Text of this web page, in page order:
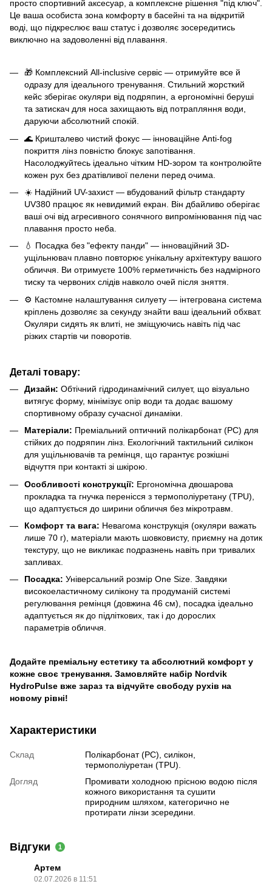
просто спортивний аксесуар, а комплексне рішення "під ключ".
Це ваша особиста зона комфорту в басейні та на відкритій
воді, що підкреслює ваш статус і дозволяє зосередитись
виключно на задоволенні від плавання.
🎁 Комплексний All-inclusive сервіс — отримуйте все й
одразу для ідеального тренування. Стильний жорсткий
кейс зберігає окуляри від подряпин, а ергономічні беруші
та затискач для носа захищають від потрапляння води,
даруючи абсолютний спокій.
🌊 Кришталево чистий фокус — інноваційне Anti-fog
покриття лінз повністю блокує запотівання.
Насолоджуйтесь ідеально чітким HD-зором та контролюйте
кожен рух без дратівливої пелени перед очима.
☀️ Надійний UV-захист — вбудований фільтр стандарту
UV380 працює як невидимий екран. Він дбайливо оберігає
ваші очі від агресивного сонячного випромінювання під час
плавання просто неба.
💧 Посадка без "ефекту панди" — інноваційний 3D-
ущільнювач плавно повторює унікальну архітектуру вашого
обличчя. Ви отримуєте 100% герметичність без надмірного
тиску та червоних слідів навколо очей після зняття.
⚙️ Кастомне налаштування силуету — інтегрована система
кріплень дозволяє за секунду знайти ваш ідеальний обхват.
Окуляри сидять як влиті, не зміщуючись навіть під час
різких стартів чи поворотів.
Деталі товару:
Дизайн: Обтічний гідродинамічний силует, що візуально
витягує форму, мінімізує опір води та додає вашому
спортивному образу сучасної динаміки.
Матеріали: Преміальний оптичний полікарбонат (PC) для
стійких до подряпин лінз. Екологічний тактильний силікон
для ущільнювачів та ремінця, що гарантує розкішні
відчуття при контакті зі шкірою.
Особливості конструкції: Ергономічна двошарова
прокладка та гнучка перенісся з термополіуретану (TPU),
що адаптується до ширини обличчя без мікротравм.
Комфорт та вага: Невагома конструкція (окуляри важать
лише 70 г), матеріали мають шовковисту, приємну на дотик
текстуру, що не викликає подразнень навіть при тривалих
запливах.
Посадка: Універсальний розмір One Size. Завдяки
високоеластичному силікону та продуманій системі
регулювання ремінця (довжина 46 см), посадка ідеально
адаптується як до підліткових, так і до дорослих
параметрів обличчя.
Додайте преміальну естетику та абсолютний комфорт у
кожне своє тренування. Замовляйте набір Nordvik
HydroPulse вже зараз та відчуйте свободу рухів на
новому рівні!
Характеристики
Склад
Полікарбонат (PC), силікон,
термополіуретан (TPU).
Догляд
Промивати холодною прісною водою після
кожного використання та сушити
природним шляхом, категорично не
протирати лінзи зсередини.
Відгуки 1
Артем
02.07.2026 в 11:51